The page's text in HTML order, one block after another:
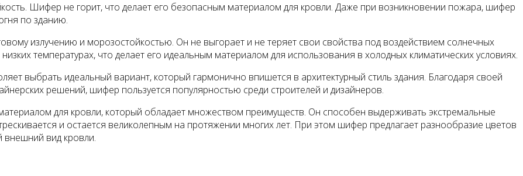
Шифер не горит, что делает его безопасным материалом для кровли. Даже при возникновении пожара, шифер
по зданию.
излучению и морозостойкостью. Он не выгорает и не теряет свои свойства под воздействием солнечных
температурах, что делает его идеальным материалом для использования в холодных климатических условиях.
выбрать идеальный вариант, который гармонично впишется в архитектурный стиль здания. Благодаря своей
решений, шифер пользуется популярностью среди строителей и дизайнеров.
для кровли, который обладает множеством преимуществ. Он способен выдерживать экстремальные
и остается великолепным на протяжении многих лет. При этом шифер предлагает разнообразие цветов
внешний вид кровли.